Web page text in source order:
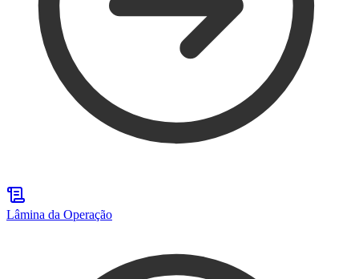
Lâmina da Operação